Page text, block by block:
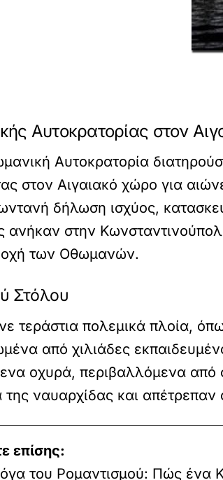
Αυτοκρατορίας στον
Αυτοκρατορία
στον Αιγαιακό χώρο για
δήλωση ισχύος,
ανήκαν στην
των Οθωμανών.
Στόλου
τεράστια πολεμικά πλοία,
από χιλιάδες
οχυρά, περιβαλλόμενα από
ναυαρχίδας και απέτρεπαν
επίσης:
του Ρομαντισμού: Πώς ένα